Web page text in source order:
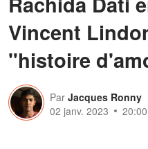
Vincent
"histoire
Par Jacques Ronny
02 janv. 2023
20:00